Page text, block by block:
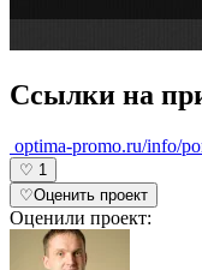
Ссылки на
optima-promo.ru/info/
♡ 1
♡Оценить проект
Оценили проект: